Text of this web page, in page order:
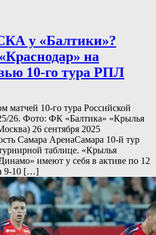
у «Балтики»?
на
10-го тура РПЛ
матчей 10-го тура Российской
26. Фото: ФК «Балтика» «Крылья
26 сентября 2025
Самара АренаСамара 10-й тур
таблице. «Крылья
имеют у себя в активе по 12
9-10 […]